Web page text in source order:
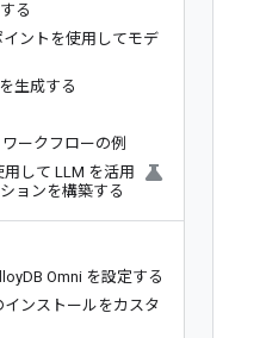
る
ントを使用してモデ
生成する
ークフローの例
用して LLM を活用
ョンを構築する
DB Omni を設定する
インストールをカスタ